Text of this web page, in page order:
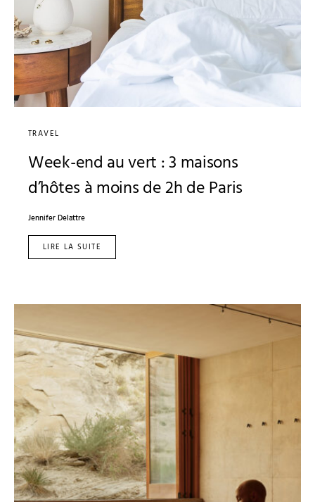
TRAVEL
Week-end au vert : 3 maisons
d’hôtes à moins de 2h de Paris
Jennifer Delattre
LIRE LA SUITE